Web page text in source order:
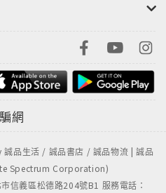
網
品生活 / 誠品書店 / 誠品物流 | 誠品
Spectrum Corporation)
信義區松德路204號B1 服務電話：